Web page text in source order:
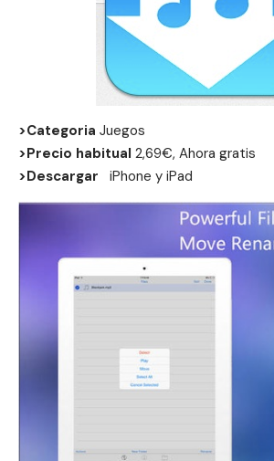
>Categoria Juegos
>Precio habitual 2,69€, Ahora gratis
>Descargar
iPhone y iPad